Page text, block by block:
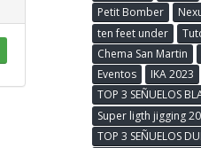
Petit Bomber
ten feet under
Chema San Martin
Eventos
IKA 2023
TOP 3 SEÑUELOS
Super ligth jigging
TOP 3 SEÑUELOS